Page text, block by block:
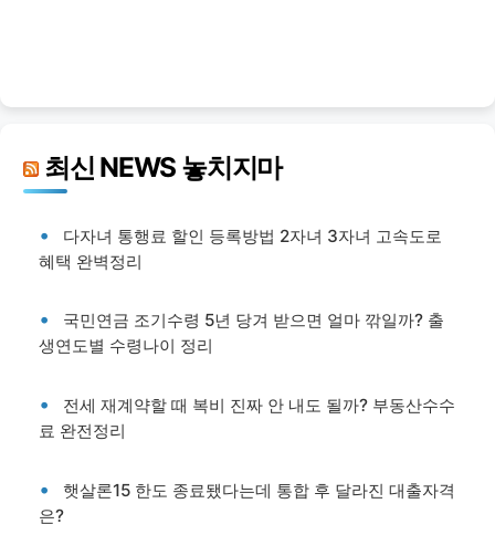
최신 NEWS 놓치지마
다자녀 통행료 할인 등록방법 2자녀 3자녀 고속도로
혜택 완벽정리
국민연금 조기수령 5년 당겨 받으면 얼마 깎일까? 출
생연도별 수령나이 정리
전세 재계약할 때 복비 진짜 안 내도 될까? 부동산수수
료 완전정리
햇살론15 한도 종료됐다는데 통합 후 달라진 대출자격
은?